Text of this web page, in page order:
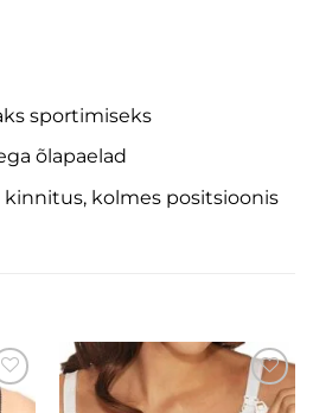
sportimiseks
õlapaelad
kolmes positsioonis
Lisa